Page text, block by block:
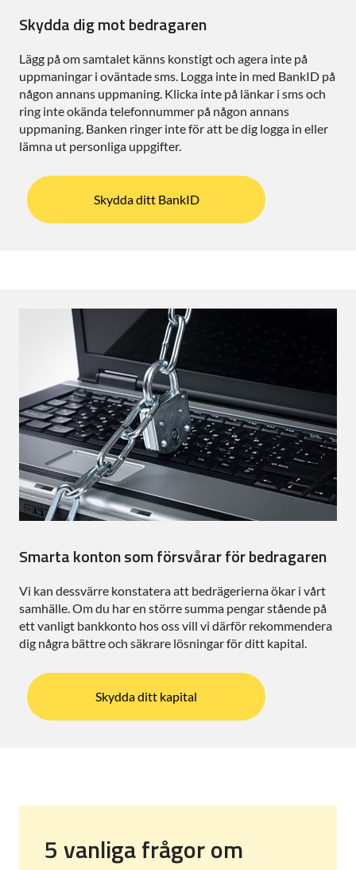
Skydda dig mot bedragaren
Lägg på om samtalet känns konstigt och agera inte på
uppmaningar i oväntade sms. Logga inte in med BankID på
någon annans uppmaning. Klicka inte på länkar i sms och
ring inte okända telefonnummer på någon annans
uppmaning. Banken ringer inte för att be dig logga in eller
lämna ut personliga uppgifter.
Skydda ditt BankID
Smarta konton som försvårar för bedragaren
Vi kan dessvärre konstatera att bedrägerierna ökar i vårt
samhälle. Om du har en större summa pengar stående på
ett vanligt bankkonto hos oss vill vi därför rekommendera
dig några bättre och säkrare lösningar för ditt kapital.
Skydda ditt kapital
5 vanliga frågor om